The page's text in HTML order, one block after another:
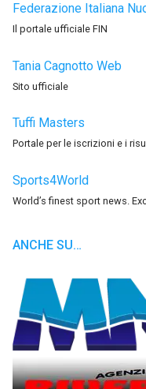
Federazione Italiana
Il portale ufficiale FIN
Tania Cagnotto Web
Sito ufficiale
Tuffi Masters
Portale per le iscrizioni e i
Sports4World
World’s finest sport news.
ANCHE SU…